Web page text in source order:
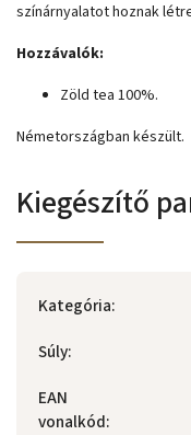
színárnyalatot hoznak
Hozzávalók:
Zöld tea 100%.
Németországban készült.
Kiegészítő
Kategória:
Súly:
EAN
vonalkód: